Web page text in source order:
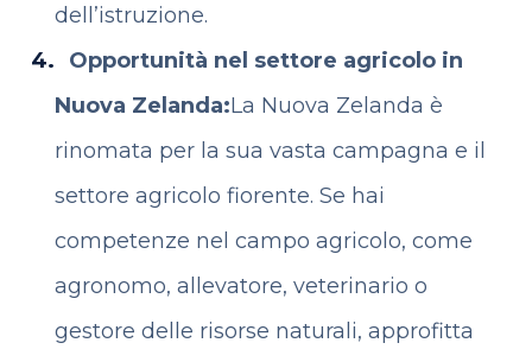
dell’istruzione.
Opportunità nel settore agricolo in
Nuova Zelanda:La Nuova Zelanda è
rinomata per la sua vasta campagna e il
settore agricolo fiorente. Se hai
competenze nel campo agricolo, come
agronomo, allevatore, veterinario o
gestore delle risorse naturali, approfitta